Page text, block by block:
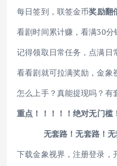
每日签到，联签金币奖励翻
看剧时间累计赚，看满30分
记得领取日常任务，点满日
看看剧就可拉满奖励，金象
怎么上手？真能提现吗？有
重点 ！！！！！绝对无门槛
无套路！无套路！无
下载金象视界，注册登录，